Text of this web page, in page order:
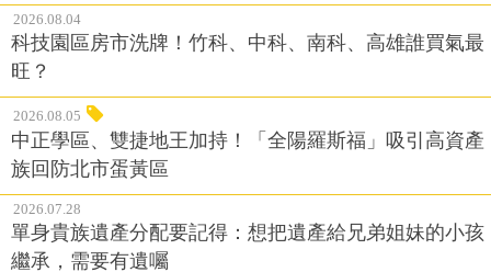
2026.08.04
科技園區房市洗牌！竹科、中科、南科、高雄誰買氣最
旺？
2026.08.05
中正學區、雙捷地王加持！「全陽羅斯福」吸引高資產
族回防北市蛋黃區
2026.07.28
單身貴族遺產分配要記得：想把遺產給兄弟姐妹的小孩
繼承，需要有遺囑